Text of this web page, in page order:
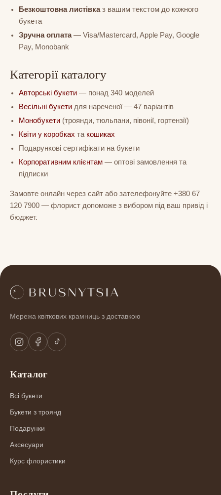
Безкоштовна листівказ вашим текстом до кожного
букета
Зручна оплата— Visa/Mastercard, Apple Pay, Google
Pay, Monobank
Категорії каталогу
Авторські букети — понад 340 моделей
Весільні букети для нареченої — 47 варіантів
Монобукети (троянди, тюльпани, півонії, гортензії)
Квіти у коробках та кошиках
Подарункові сертифікати на букети
Корпоративним клієнтам — оптові замовлення та
підписки
Замовте онлайн через сайт або зателефонуйте +380 67
120 7900 — флорист допоможе з вибором під ваш привід і
бюджет.
Мережа квіткових крамниць з доставкою
Каталог
Всі букети
Букети з троянд
Подарунки
Аксесуари
Курс флористики